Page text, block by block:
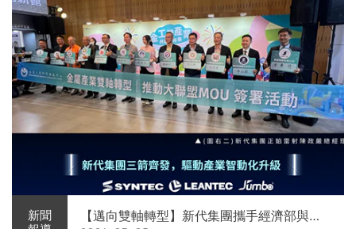
新聞
【邁向雙軸轉型】新代集團攜手經濟部與金